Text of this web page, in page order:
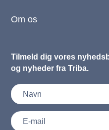
Om os
Tilmeld dig vores
og nyheder fra Triba.